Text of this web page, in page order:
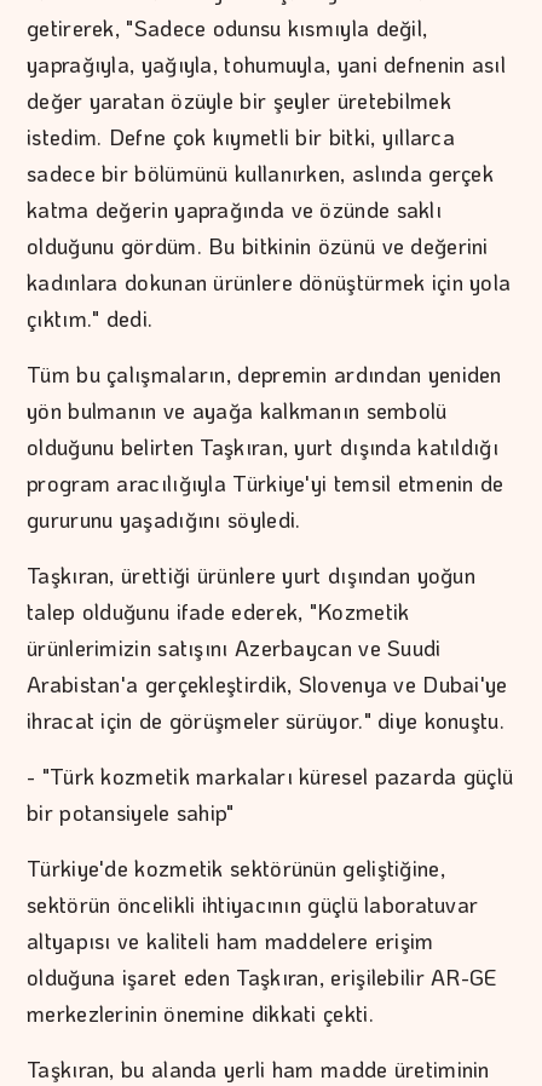
getirerek, "Sadece odunsu kısmıyla değil,
yaprağıyla, yağıyla, tohumuyla, yani defnenin asıl
değer yaratan özüyle bir şeyler üretebilmek
istedim. Defne çok kıymetli bir bitki, yıllarca
sadece bir bölümünü kullanırken, aslında gerçek
katma değerin yaprağında ve özünde saklı
olduğunu gördüm. Bu bitkinin özünü ve değerini
kadınlara dokunan ürünlere dönüştürmek için yola
çıktım." dedi.
Tüm bu çalışmaların, depremin ardından yeniden
yön bulmanın ve ayağa kalkmanın sembolü
olduğunu belirten Taşkıran, yurt dışında katıldığı
program aracılığıyla Türkiye'yi temsil etmenin de
gururunu yaşadığını söyledi.
Taşkıran, ürettiği ürünlere yurt dışından yoğun
talep olduğunu ifade ederek, "Kozmetik
ürünlerimizin satışını Azerbaycan ve Suudi
Arabistan'a gerçekleştirdik, Slovenya ve Dubai'ye
ihracat için de görüşmeler sürüyor." diye konuştu.
- "Türk kozmetik markaları küresel pazarda güçlü
bir potansiyele sahip"
Türkiye'de kozmetik sektörünün geliştiğine,
sektörün öncelikli ihtiyacının güçlü laboratuvar
altyapısı ve kaliteli ham maddelere erişim
olduğuna işaret eden Taşkıran, erişilebilir AR-GE
merkezlerinin önemine dikkati çekti.
Taşkıran, bu alanda yerli ham madde üretiminin